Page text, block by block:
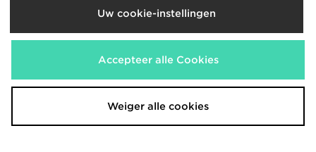
Vacatures
Hulp&Contact
bestellingen en levering
Studenten
Partnerprogramma
Uw cookie-instellingen
Accepteer alle Cookies
Weiger alle cookies